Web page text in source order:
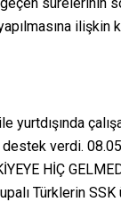
ile yurtdışında
verdi.
HİÇ
Türklerin